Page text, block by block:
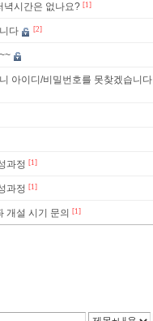
녁시간은 없나요? [1]
다 [2]
아이디/비밀번호를 못찾겠습니다
과정 [1]
과정 [1]
개설 시기 문의 [1]